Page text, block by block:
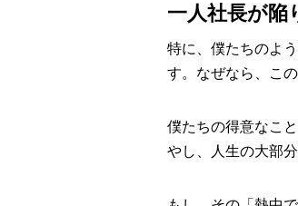
一人社長が陥
特に、僕たちのよ
す。なぜなら、こ
僕たちの得意なこ
やし、人生の大部